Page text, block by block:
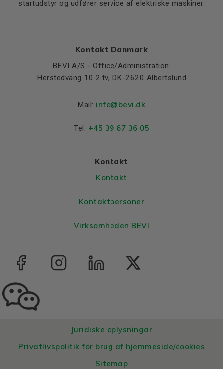
startudstyr og udfører service af elektriske maskiner.
Kontakt Danmark
BEVI A/S - Office/Administration:
Herstedvang 10 2.tv, DK-2620 Albertslund
Mail: info@bevi.dk
Tel: +45 39 67 36 05
Kontakt
Kontakt
Kontaktpersoner
Virksomheden BEVI
Juridiske oplysningar
Privatlivspolitik för brug af hjemmeside/cookies
Sitemap